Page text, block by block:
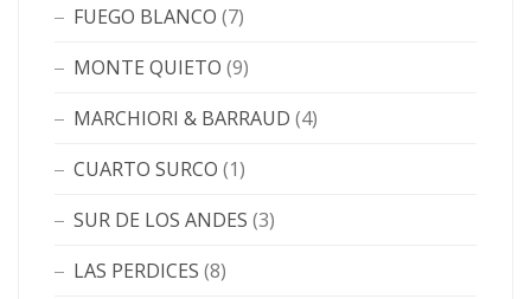
FUEGO BLANCO (7)
MONTE QUIETO (9)
MARCHIORI & BARRAUD (4)
CUARTO SURCO (1)
SUR DE LOS ANDES (3)
LAS PERDICES (8)